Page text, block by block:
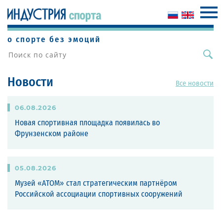
о спорте без эмоций
Новости Все новости
06.08.2026
Новая спортивная площадка появилась во
Фрунзенском районе
05.08.2026
Музей «АТОМ» стал стратегическим партнёром
Российской ассоциации спортивных сооружений